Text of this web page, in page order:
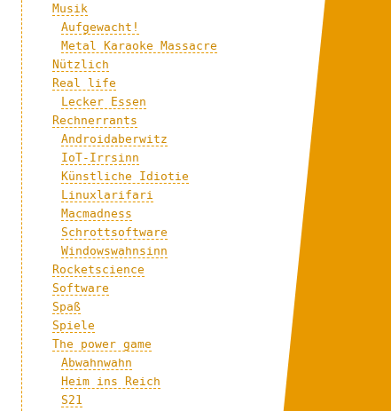
Musik
Aufgewacht!
Metal Karaoke Massacre
Nützlich
Real life
Lecker Essen
Rechnerrants
Androidaberwitz
IoT-Irrsinn
Künstliche Idiotie
Linuxlarifari
Macmadness
Schrottsoftware
Windowswahnsinn
Rocketscience
Software
Spaß
Spiele
The power game
Abwahnwahn
Heim ins Reich
S21